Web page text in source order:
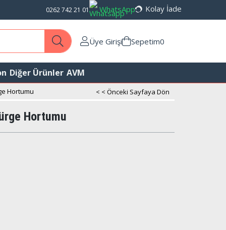
0262 742 21 01 WhatsApp Kolay İade
Üye Girişi Sepetim0
Diğer Ürünler AVM
Hortumu < < Önceki Sayfaya Dön
Hortumu